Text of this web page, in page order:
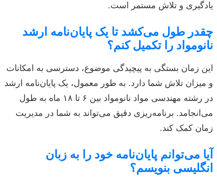
یادگیری و تلاش مستمر است.
چقدر طول می‌کشد تا یک پایان‌نامه ارشد
نانومواد را تکمیل کنم؟
این زمان بستگی به پیچیدگی موضوع، دسترسی به امکانات
و میزان تلاش شما دارد. به طور معمول، یک پایان‌نامه ارشد
در رشته مهندسی مواد نانومواد بین ۶ تا ۱۸ ماه به طول
می‌انجامد. برنامه‌ریزی دقیق می‌تواند به شما در مدیریت
زمان کمک کند.
آیا می‌توانم پایان‌نامه خود را به زبان
انگلیسی بنویسم؟